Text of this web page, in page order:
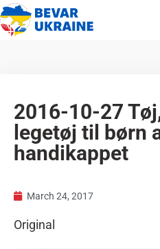
2016-10-27
legetøj til børn
handikappet
March 24, 2017
Original